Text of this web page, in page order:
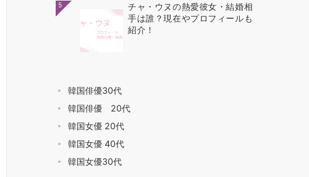
5
チャ・ウヌの熱愛彼女・結婚相
手は誰？現在やプロフィールも
紹介！
韓国俳優30代
韓国俳優 20代
韓国女優 20代
韓国女優 40代
韓国女優30代